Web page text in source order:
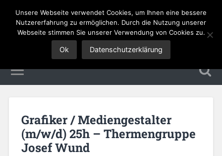
Tourismus Jobs
Grafiker / Mediengestalter
(m/w/d) 25h – Thermengruppe
Josef Wund
Unsere Webseite verwendet Cookies, um Ihnen eine bessere
Nutzererfahrung zu ermöglichen. Durch die Nutzung unserer
Webseite stimmen Sie unserer Verwendung von Cookies zu.
Ok Datenschutzerklärung